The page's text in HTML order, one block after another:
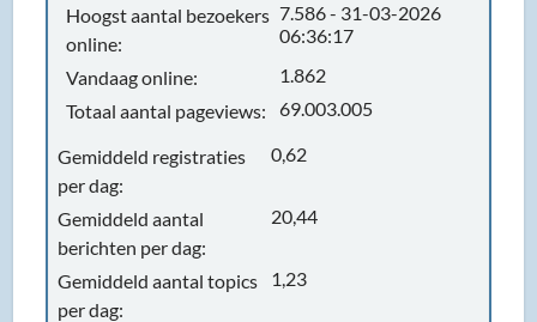
Hoogst aantal bezoekers
online:
7.586 - 31-03-2026
06:36:17
Vandaag online:
1.862
Totaal aantal pageviews:
69.003.005
Gemiddeld registraties
per dag:
0,62
Gemiddeld aantal
berichten per dag:
20,44
Gemiddeld aantal topics
per dag:
1,23